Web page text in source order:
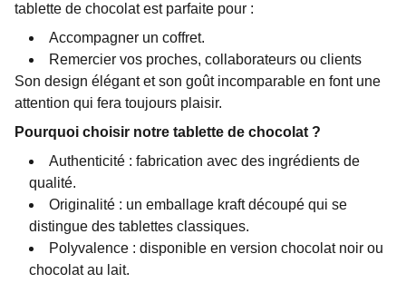
tablette de chocolat est parfaite pour :
Accompagner un coffret.
Remercier vos proches, collaborateurs ou clients
Son design élégant et son goût incomparable en font une
attention qui fera toujours plaisir.
Pourquoi choisir notre tablette de chocolat ?
Authenticité : fabrication avec des ingrédients de
qualité.
Originalité : un emballage kraft découpé qui se
distingue des tablettes classiques.
Polyvalence : disponible en version chocolat noir ou
chocolat au lait.